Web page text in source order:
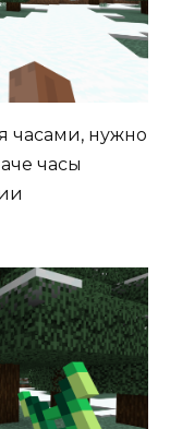
часами, нужно
часы